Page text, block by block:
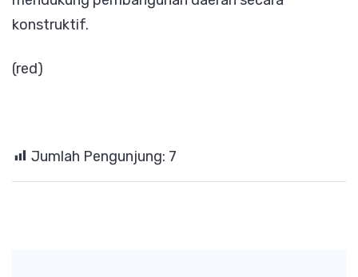
konstruktif.
(red)
Jumlah Pengunjung: 7